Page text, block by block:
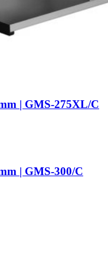
| GMS-275XL/C
| GMS-300/C